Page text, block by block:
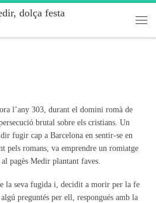
dolça festa
l’any 303, durant el domini romà de
brutal sobre els cristians. Un
fugir cap a Barcelona en sentir-se en
pels romans, va emprendre un romiatge
pagès Medir plantant faves.
la seva fugida i, decidit a morir per la fe
preguntés per ell, respongués amb la